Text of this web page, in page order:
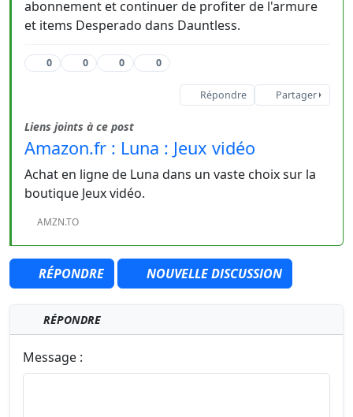
abonnement et continuer de profiter de l'armure
et items Desperado dans Dauntless.
0 0 0 0
Répondre Partager
Liens joints à ce post
Amazon.fr : Luna : Jeux vidéo
Achat en ligne de Luna dans un vaste choix sur la
boutique Jeux vidéo.
AMZN.TO
RÉPONDRE NOUVELLE DISCUSSION
RÉPONDRE
Message :